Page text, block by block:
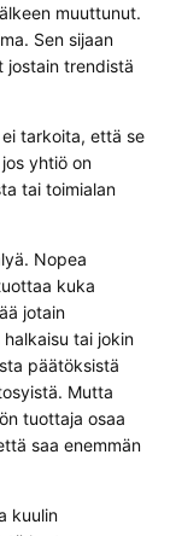
muuttunut.
Sen sijaan
jostain trendistä
tarkoita, että se
yhtiö on
tai toimialan
Nopea
kuka
jotain
tai jokin
päätöksistä
Mutta
tuottaja osaa
saa enemmän
kuulin